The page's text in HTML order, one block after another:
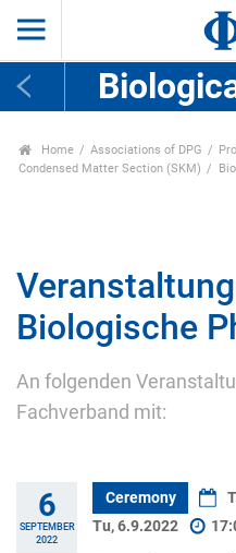
Home Associations of DPG
Condensed Matter Section (SKM)
Biologische
An folgenden
Fachverband mit:
6
SEPTEMBER
2022
Ceremony
Tu, 6.9.2022